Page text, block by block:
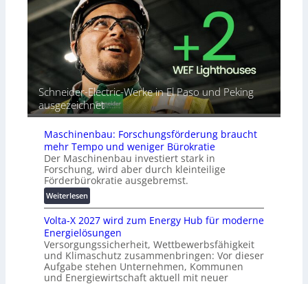
e
A
u
t
o
m
a
t
i
i
e
r
u
n
g
s
l
ö
s
u
n
o
r
i
a
r
e
i
h
e
b
i
n
d
e
t
G
e
r
ä
e
s
c
h
u
t
z
u
n
d
d
i
Schneider-Electric-Werke in El Paso und Peking
ausgezeichnet
Maschinenbau: Forschungsförderung braucht
mehr Tempo und weniger Bürokratie
Der Maschinenbau investiert stark in
Forschung, wird aber durch kleinteilige
Förderbürokratie ausgebremst.
Weiterlesen:
M
a
s
c
h
i
n
Volta-X 2027 wird zum Energy Hub für moderne
Energielösungen
Versorgungssicherheit, Wettbewerbsfähigkeit
und Klimaschutz zusammenbringen: Vor dieser
Aufgabe stehen Unternehmen, Kommunen
und Energiewirtschaft aktuell mit neuer